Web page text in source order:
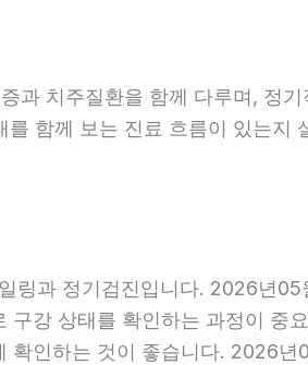
치주질환을 함께 다루며, 정
함께 보는 진료 흐름이 있는
과 정기검진입니다. 2026년
강 상태를 확인하는 과정이
확인하는 것이 좋습니다. 2026년